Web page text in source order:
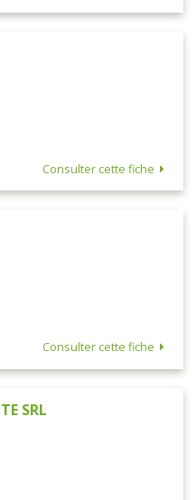
Consulter cette fiche
Consulter cette fiche
SRL